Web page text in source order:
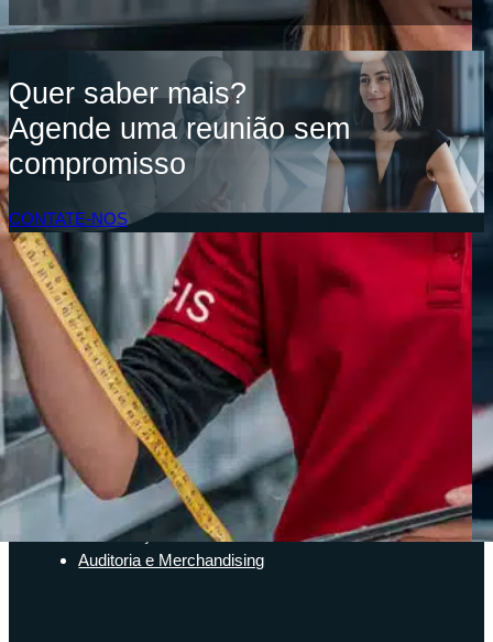
Quer saber mais?
Agende uma reunião sem
compromisso
CONTATE-NOS
Acesso do Cliente
SOLUÇÕES
Soluções de inventário
Solução de Software Enterprise
Soluções para a cadeia de suprimentos
Identificação de Ativos
Auditoria e Merchandising